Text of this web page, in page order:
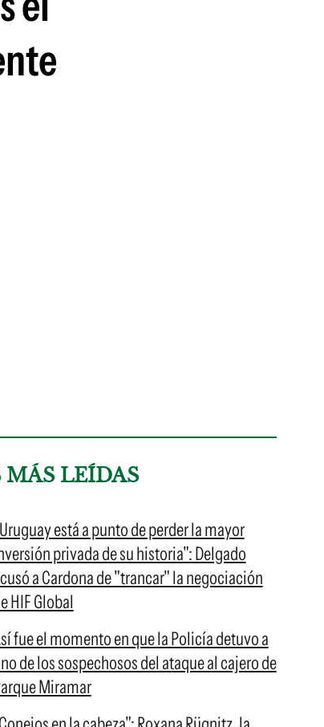
MÁS LEÍDAS
está a punto de perder la mayor
privada de su historia": Delgado
a Cardona de "trancar" la negociación
HIF Global
fue el momento en que la Policía detuvo a
de los sospechosos del ataque al cajero de
Miramar